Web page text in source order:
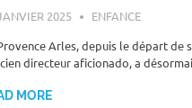
2025 ROGER LAHANA
ENFANCE
Arles, depuis le départ de
directeur aficionado, a
MORE